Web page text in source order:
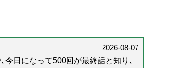
2026-08-07
今日になって500回が最終話と知り､